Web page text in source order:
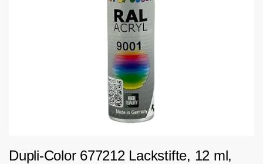
Dupli-Color 677212 Lackstifte, 12 ml,